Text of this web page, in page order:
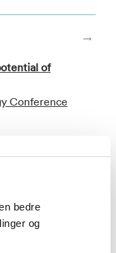
bedre
og
of
Conference